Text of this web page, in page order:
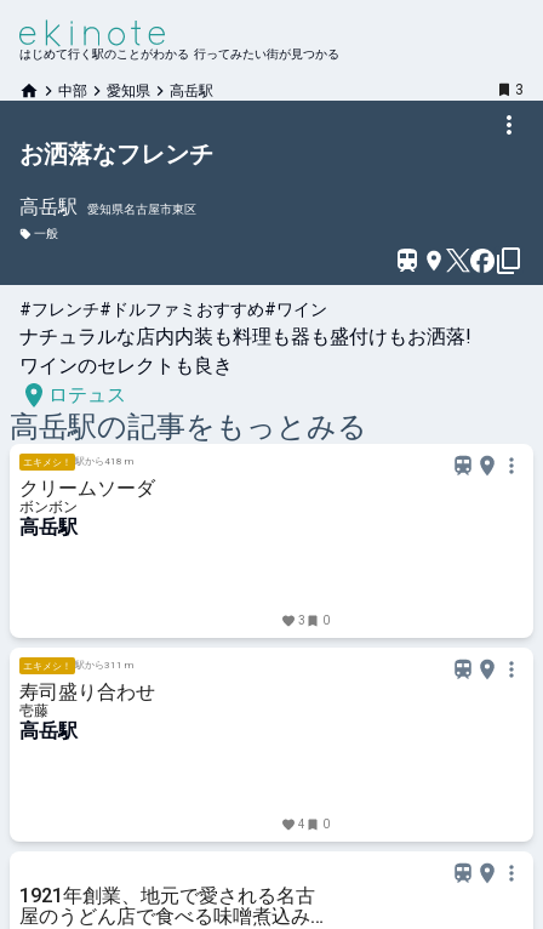
はじめて行く駅のことがわかる 行ってみたい街が見つかる
中部 愛知県 高岳駅 3
お洒落なフレンチ
高岳駅
愛知県名古屋市東区
一般
#フレンチ#ドルファミおすすめ#ワイン
ナチュラルな店内内装も料理も器も盛付けもお洒落!
ロテュス
高岳駅の記事をもっとみる
エキメシ！ 駅から418 m
クリームソーダ
ボンボン
高岳駅
3 0
エキメシ！ 駅から311 m
寿司盛り合わせ
壱藤
高岳駅
4 0
1921年創業、地元で愛される名古
屋のうどん店で食べる味噌煮込みう